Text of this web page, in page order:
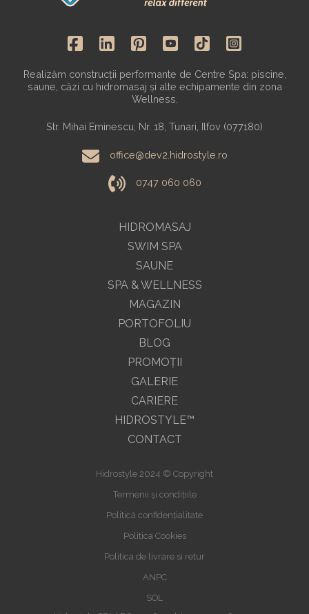
HIDROMASAJ
SWIM SPA
SAUNE
SPA & WELLNESS
MAGAZIN
Realizăm construcții performante de Centre Spa: piscine,
saune, căzi cu hidromasaj și alte echipamente din zona
Wellness.
Str. Mihai Eminescu, Nr. 18, Tunari, Ilfov (077180)
office@dev2.hidrostyle.ro
0747 060 060
PORTOFOLIU
BLOG
PROMOŢII
GALERIE
CARIERE
HIDROSTYLE™
CONTACT
Hidrostyle 2024 © Copyright
Termenii și condițiile
Politică confidențialitate
Politica Cookies
Politica de livrare si retur
ANPC
SOL